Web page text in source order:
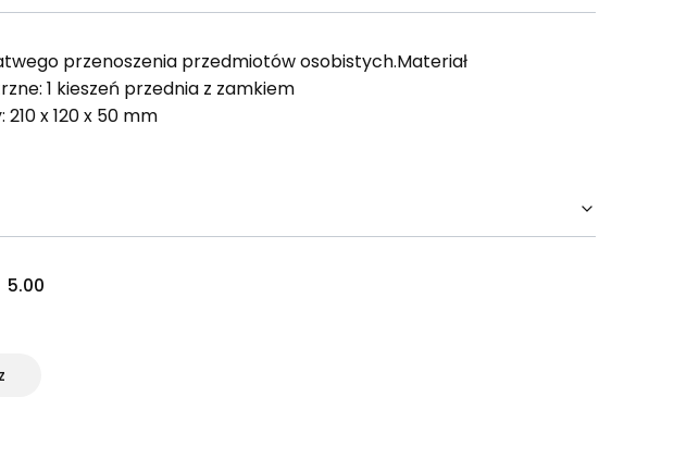
przenoszenia przedmiotów osobistych.Materiał
1 kieszeń przednia z zamkiem
x 120 x 50 mm
5.00